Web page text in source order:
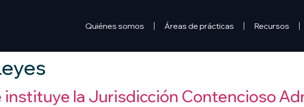
Quiénes somos Áreas de prácticas Recursos
instituye la Jurisdicción Contencioso